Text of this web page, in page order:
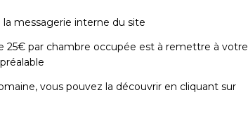
messagerie interne du site
25€ par chambre occupée est à remettre à votre
vous pouvez la découvrir en cliquant sur